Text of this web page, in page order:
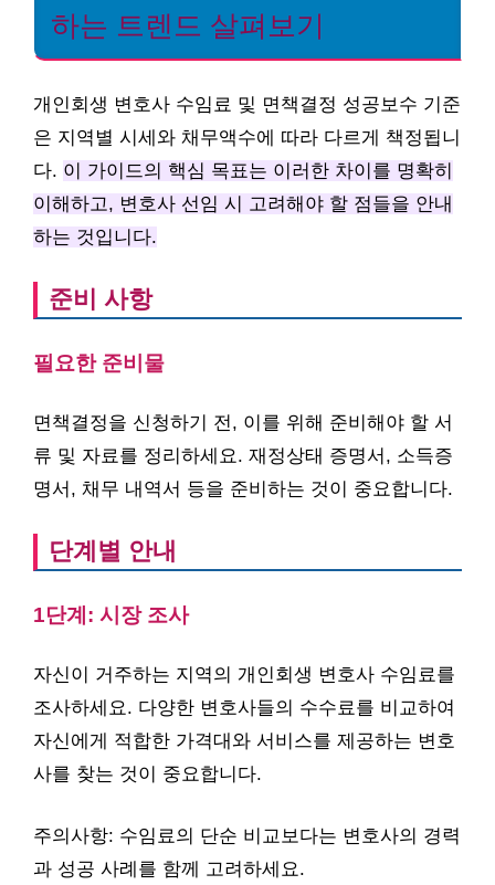
하는 트렌드 살펴보기
개인회생 변호사 수임료 및 면책결정 성공보수 기준
은 지역별 시세와 채무액수에 따라 다르게 책정됩니
다. 이 가이드의 핵심 목표는 이러한 차이를 명확히
이해하고, 변호사 선임 시 고려해야 할 점들을 안내
하는 것입니다.
준비 사항
필요한 준비물
면책결정을 신청하기 전, 이를 위해 준비해야 할 서
류 및 자료를 정리하세요. 재정상태 증명서, 소득증
명서, 채무 내역서 등을 준비하는 것이 중요합니다.
단계별 안내
1단계: 시장 조사
자신이 거주하는 지역의 개인회생 변호사 수임료를
조사하세요. 다양한 변호사들의 수수료를 비교하여
자신에게 적합한 가격대와 서비스를 제공하는 변호
사를 찾는 것이 중요합니다.
주의사항: 수임료의 단순 비교보다는 변호사의 경력
과 성공 사례를 함께 고려하세요.